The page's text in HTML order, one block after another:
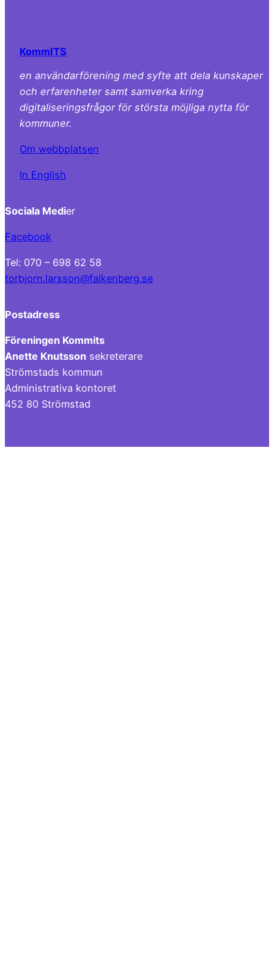
KommITS
en användarförening med syfte att dela kunskaper
och erfarenheter samt samverka kring
digitaliseringsfrågor för största möjliga nytta för
kommuner.
Om webbplatsen
In English
Sociala Medier
Facebook
Tel: 070 – 698 62 58
torbjorn.larsson@falkenberg.se
Postadress
Föreningen Kommits
Anette Knutsson sekreterare
Strömstads kommun
Administrativa kontoret
452 80 Strömstad